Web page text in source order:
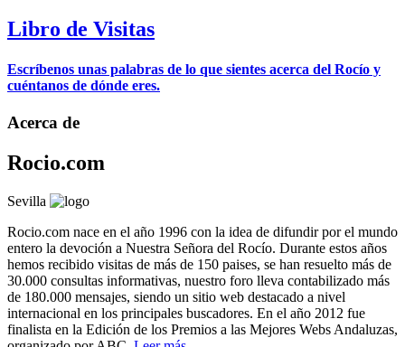
Libro de Visitas
Escríbenos unas palabras de lo que sientes acerca del Rocío y
cuéntanos de dónde eres.
Acerca de
Rocio.com
Sevilla
Rocio.com nace en el año 1996 con la idea de difundir por el mundo
entero la devoción a Nuestra Señora del Rocío. Durante estos años
hemos recibido visitas de más de 150 paises, se han resuelto más de
30.000 consultas informativas, nuestro foro lleva contabilizado más
de 180.000 mensajes, siendo un sitio web destacado a nivel
internacional en los principales buscadores. En el año 2012 fue
finalista en la Edición de los Premios a las Mejores Webs Andaluzas,